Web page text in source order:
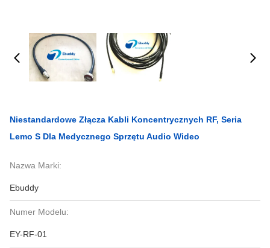
Niestandardowe Złącza Kabli Koncentrycznych RF, Seria
Lemo S Dla Medycznego Sprzętu Audio Wideo
Nazwa Marki:
Ebuddy
Numer Modelu:
EY-RF-01